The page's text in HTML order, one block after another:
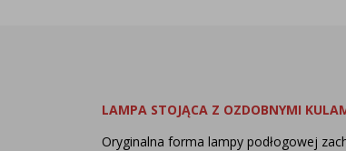
LAMPA STOJĄCA Z OZDOBNYMI
Oryginalna forma lampy podłogowej